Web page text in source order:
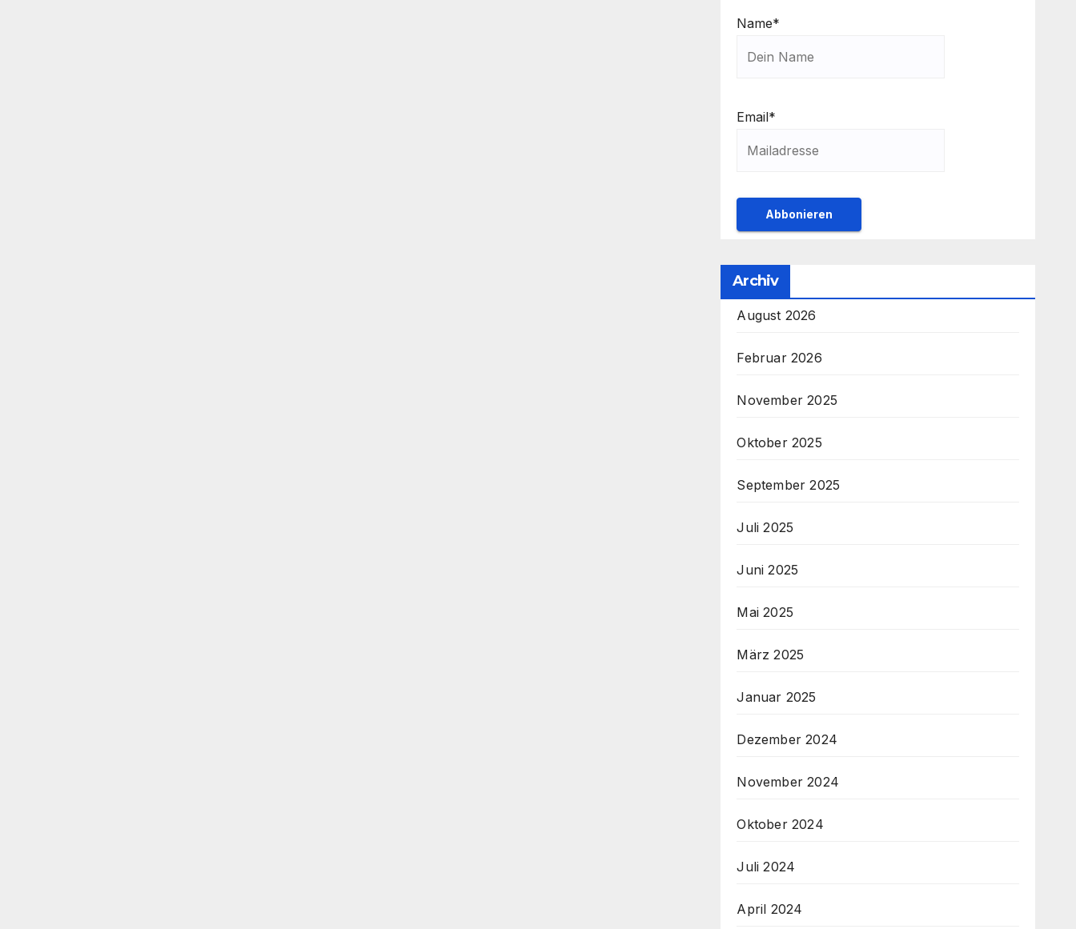
Name*
Email*
Archiv
August 2026
Februar 2026
November 2025
Oktober 2025
September 2025
Juli 2025
Juni 2025
Mai 2025
März 2025
Januar 2025
Dezember 2024
November 2024
Oktober 2024
Juli 2024
April 2024